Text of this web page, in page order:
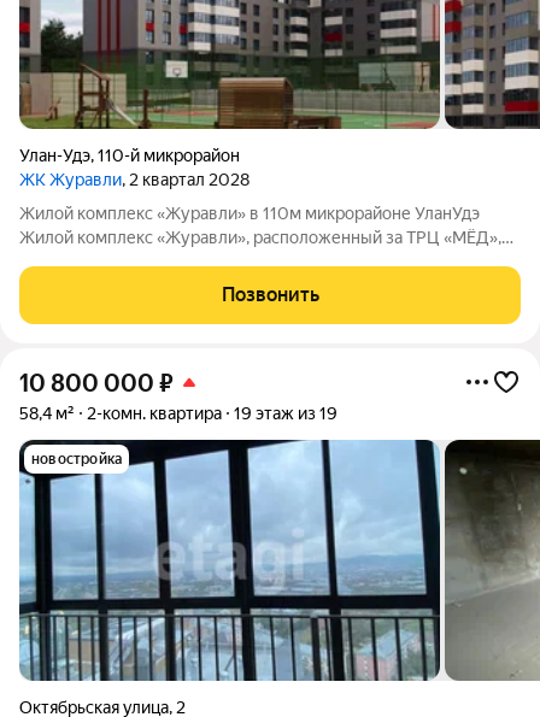
Улан-Удэ,110-й микрорайон
ЖК Журавли, 2 квартал 2028
Жилой комплекс «Журавли» в 110м микрорайоне УланУдэ
Жилой комплекс «Журавли», расположенный за ТРЦ «МЁД»,
корпорация Республики Бурятия. Что предложит комплекс:
Позвонить
10 800 000 ₽
58,4 м² 2-комн. квартира 19 этаж из 19
новостройка
Октябрьская улица, 2